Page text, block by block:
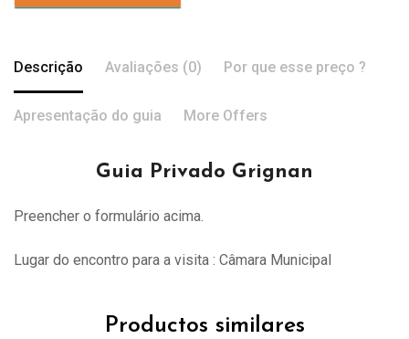
Descrição Avaliações (0) Por que esse preço ?
Apresentação do guia More Offers
Guia Privado Grignan
Preencher o formulário acima.
Lugar do encontro para a visita : Câmara Municipal
Productos similares